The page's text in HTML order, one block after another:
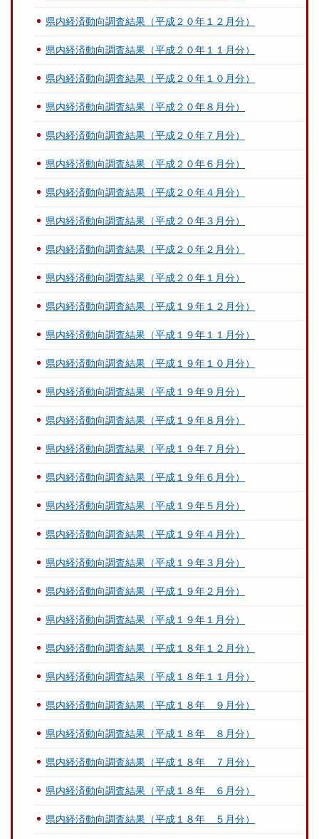
県内経済動向調査結果（平成２０年１２月分）
県内経済動向調査結果（平成２０年１１月分）
県内経済動向調査結果（平成２０年１０月分）
県内経済動向調査結果（平成２０年８月分）
県内経済動向調査結果（平成２０年７月分）
県内経済動向調査結果（平成２０年６月分）
県内経済動向調査結果（平成２０年４月分）
県内経済動向調査結果（平成２０年３月分）
県内経済動向調査結果（平成２０年２月分）
県内経済動向調査結果（平成２０年１月分）
県内経済動向調査結果（平成１９年１２月分）
県内経済動向調査結果（平成１９年１１月分）
県内経済動向調査結果（平成１９年１０月分）
県内経済動向調査結果（平成１９年９月分）
県内経済動向調査結果（平成１９年８月分）
県内経済動向調査結果（平成１９年７月分）
県内経済動向調査結果（平成１９年６月分）
県内経済動向調査結果（平成１９年５月分）
県内経済動向調査結果（平成１９年４月分）
県内経済動向調査結果（平成１９年３月分）
県内経済動向調査結果（平成１９年２月分）
県内経済動向調査結果（平成１９年１月分）
県内経済動向調査結果（平成１８年１２月分）
県内経済動向調査結果（平成１８年１１月分）
県内経済動向調査結果（平成１８年 ９月分）
県内経済動向調査結果（平成１８年 ８月分）
県内経済動向調査結果（平成１８年 ７月分）
県内経済動向調査結果（平成１８年 ６月分）
県内経済動向調査結果（平成１８年 ５月分）